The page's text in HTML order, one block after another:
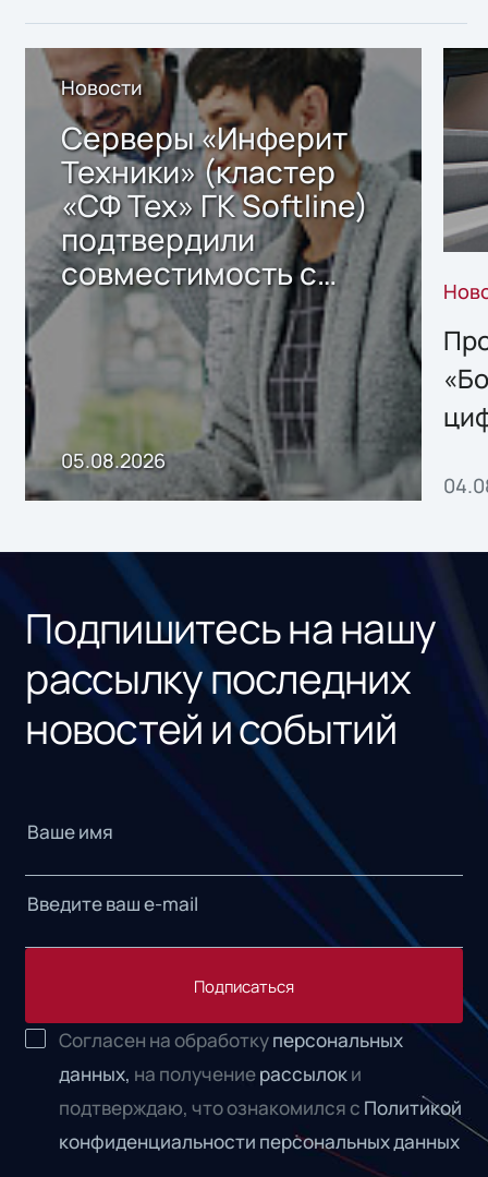
Новости
Серверы «Инферит
Техники» (кластер
«СФ Тех» ГК Softline)
подтвердили
совместимость с
решением Sharx
Storage 2.x для
хранения данных
05.08.2026
Подпишитесь на нашу
рассылку последних
новостей и событий
Подписаться
Согласен на обработкуперсональных
данных, на получениерассылоки
подтверждаю, что ознакомился с Политикой
конфиденциальности персональных данных